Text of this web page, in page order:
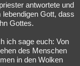
antwortete und
Gott, dass
Gottes.
ich sage euch: Von
des Menschen
in den Wolken